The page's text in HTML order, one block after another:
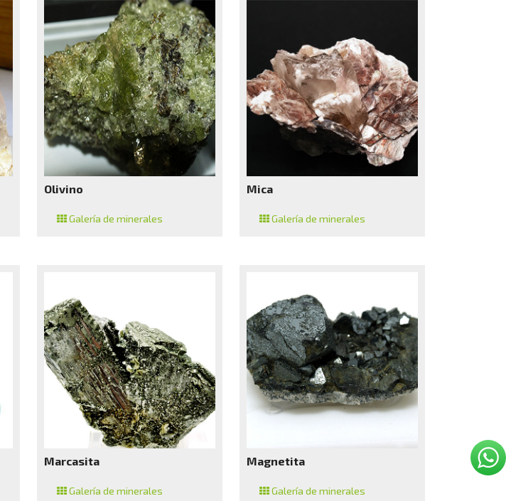
Olivino
Galería de minerales
Mica
Galería de minerales
Marcasita
Galería de minerales
Magnetita
Galería de minerales